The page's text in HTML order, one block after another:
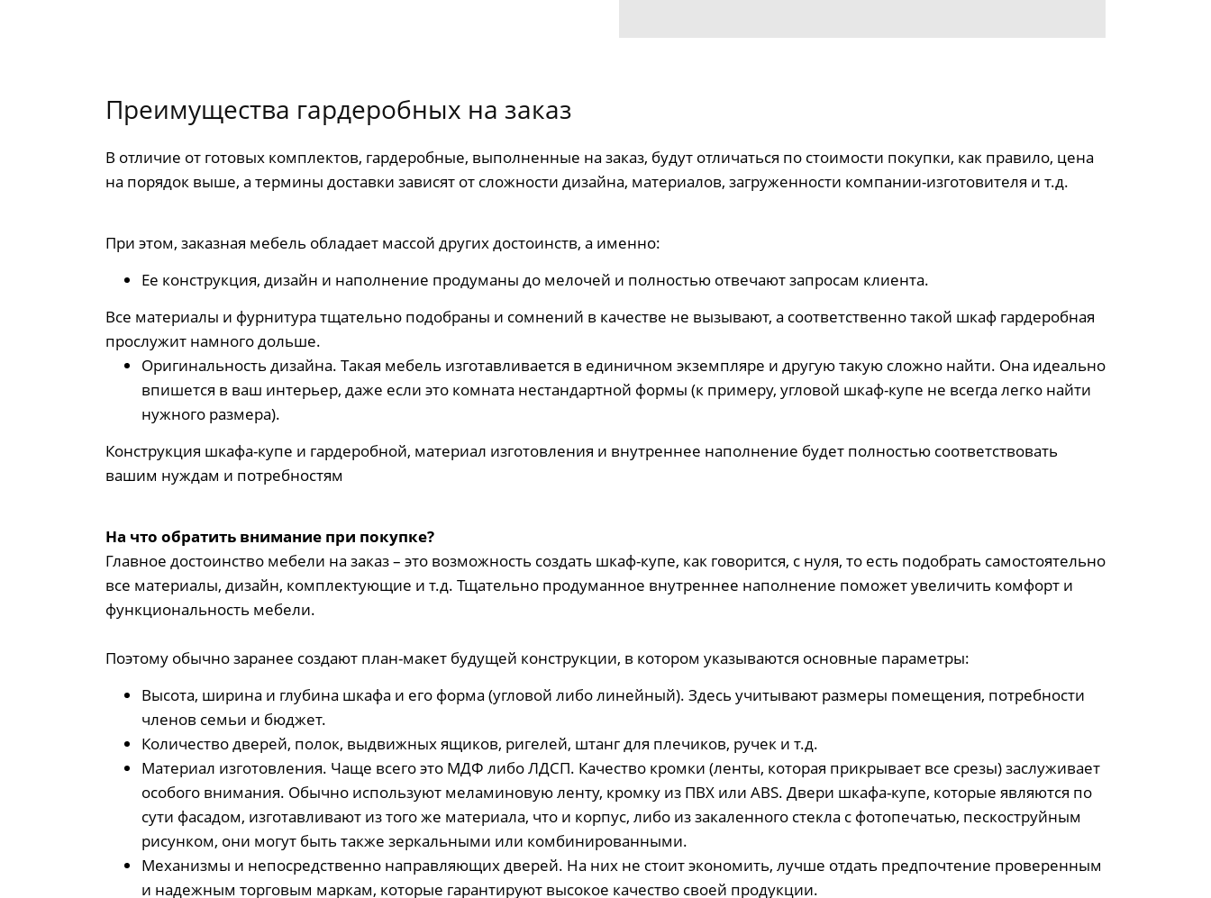
Преимущества гардеробных на заказ
В отличие от готовых комплектов, гардеробные, выполненные на заказ, будут отличаться по стоимости покупки, как правило, цена
на порядок выше, а термины доставки зависят от сложности дизайна, материалов, загруженности компании-изготовителя и т.д.
При этом, заказная мебель обладает массой других достоинств, а именно:
Ее конструкция, дизайн и наполнение продуманы до мелочей и полностью отвечают запросам клиента.
Все материалы и фурнитура тщательно подобраны и сомнений в качестве не вызывают, а соответственно такой шкаф гардеробная
прослужит намного дольше.
Оригинальность дизайна. Такая мебель изготавливается в единичном экземпляре и другую такую сложно найти. Она идеально
впишется в ваш интерьер, даже если это комната нестандартной формы (к примеру, угловой шкаф-купе не всегда легко найти
нужного размера).
Конструкция шкафа-купе и гардеробной, материал изготовления и внутреннее наполнение будет полностью соответствовать
вашим нуждам и потребностям
На что обратить внимание при покупке?
Главное достоинство мебели на заказ – это возможность создать шкаф-купе, как говорится, с нуля, то есть подобрать самостоятельно
все материалы, дизайн, комплектующие и т.д. Тщательно продуманное внутреннее наполнение поможет увеличить комфорт и
функциональность мебели.
Поэтому обычно заранее создают план-макет будущей конструкции, в котором указываются основные параметры:
Высота, ширина и глубина шкафа и его форма (угловой либо линейный). Здесь учитывают размеры помещения, потребности
членов семьи и бюджет.
Количество дверей, полок, выдвижных ящиков, ригелей, штанг для плечиков, ручек и т.д.
Материал изготовления. Чаще всего это МДФ либо ЛДСП. Качество кромки (ленты, которая прикрывает все срезы) заслуживает
особого внимания. Обычно используют меламиновую ленту, кромку из ПВХ или ABS. Двери шкафа-купе, которые являются по
сути фасадом, изготавливают из того же материала, что и корпус, либо из закаленного стекла с фотопечатью, пескоструйным
рисунком, они могут быть также зеркальными или комбинированными.
Механизмы и непосредственно направляющих дверей. На них не стоит экономить, лучше отдать предпочтение проверенным
и надежным торговым маркам, которые гарантируют высокое качество своей продукции.